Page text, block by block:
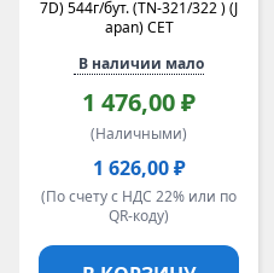
7D) 544г/бут. (TN-321/322 ) (J
apan) CET
В наличии мало
1 476,00 ₽
(Наличными)
1 626,00 ₽
(По счету с НДС 22% или по
QR-коду)